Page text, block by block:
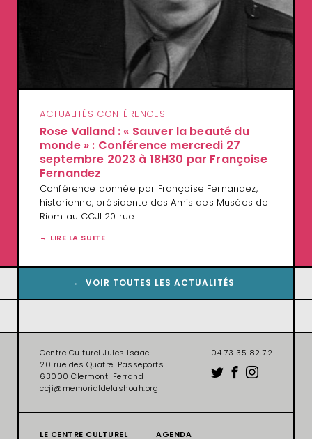
ACTUALITÉS CONFÉRENCES
Rose Valland : « Sauver la beauté du
monde » : Conférence mercredi 27
septembre 2023 à 18H30 par Françoise
Fernandez
Conférence donnée par Françoise Fernandez,
historienne, présidente des Amis des Musées de
Riom au CCJI 20 rue…
LIRE LA SUITE
VOIR TOUTES LES ACTUALITÉS
Centre Culturel Jules Isaac
20 rue des Quatre-Passeports
63000 Clermont-Ferrand
ccji@memorialdelashoah.org
04 73 35 82 72
LE CENTRE CULTUREL AGENDA